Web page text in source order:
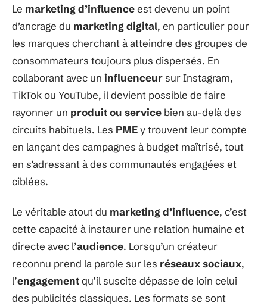
Le marketing d’influenceest devenu un point
d’ancrage du marketing digital, en particulier pour
les marques cherchant à atteindre des groupes de
consommateurs toujours plus dispersés. En
collaborant avec un influenceursur Instagram,
TikTok ou YouTube, il devient possible de faire
rayonner un produit ou service bien au-delà des
circuits habituels. Les PMEy trouvent leur compte
en lançant des campagnes à budget maîtrisé, tout
en s’adressant à des communautés engagées et
ciblées.
Le véritable atout du marketing d’influence, c’est
cette capacité à instaurer une relation humaine et
directe avec l’audience. Lorsqu’un créateur
reconnu prend la parole sur les réseaux sociaux,
l’engagementqu’il suscite dépasse de loin celui
des publicités classiques. Les formats se sont